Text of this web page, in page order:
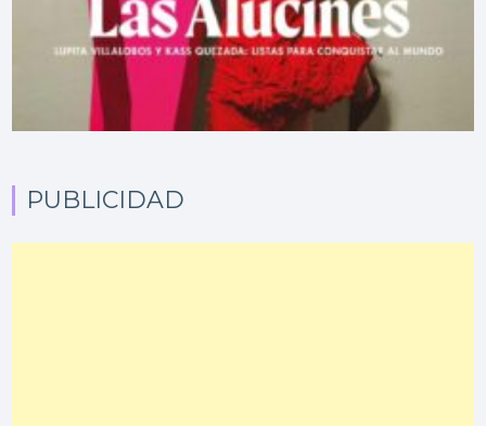
PUBLICIDAD